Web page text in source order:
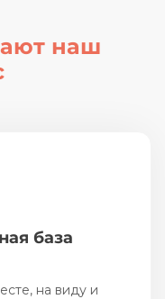
наш
база
на виду и